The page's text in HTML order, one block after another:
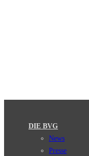
DIE BVG
News
Presse